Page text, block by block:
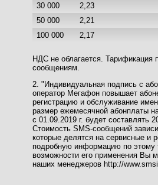
30 000
2,23
50 000
2,21
100 000
2,17
НДС не облагается. Тарификация
сообщениям.
2. "Индивидуальная подпись с
оператор Мегафон повышает
регистрацию и обслуживание
размер ежемесячной абонплаты
с 01.09.2019 г. будет составлять
Стоимость SMS-сообщений
которые делятся на сервисные и
подробную информацию по этому
возможности его применения Вы
наших менеджеров http://